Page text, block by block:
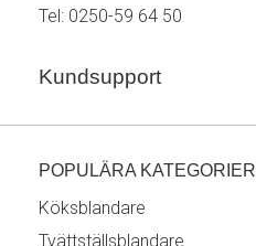
Tel: 0250-59 64 50
Kundsupport
POPULÄRA KATEGORIER
Köksblandare
Tvättställsblandare